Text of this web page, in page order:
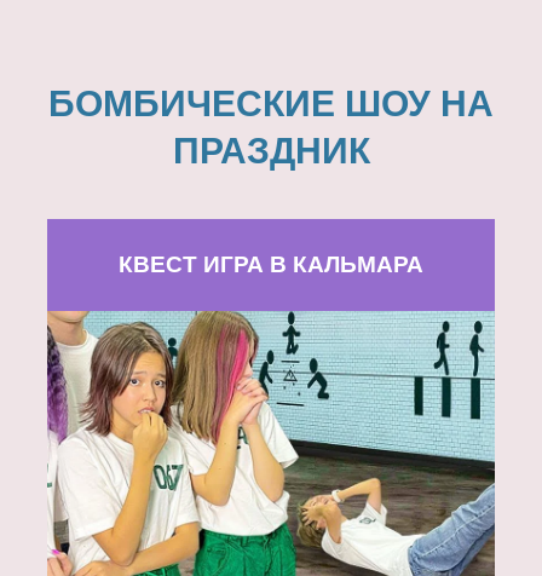
БОМБИЧЕСКИЕ ШОУ НА
ПРАЗДНИК
КВЕСТ ИГРА В КАЛЬМАРА